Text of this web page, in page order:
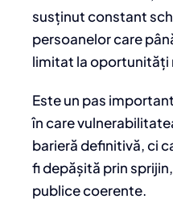
susținut constant
persoanelor care
limitat la oportunități
Este un pas
în care
barieră definitivă, ci
fi depășită prin
publice coerente.